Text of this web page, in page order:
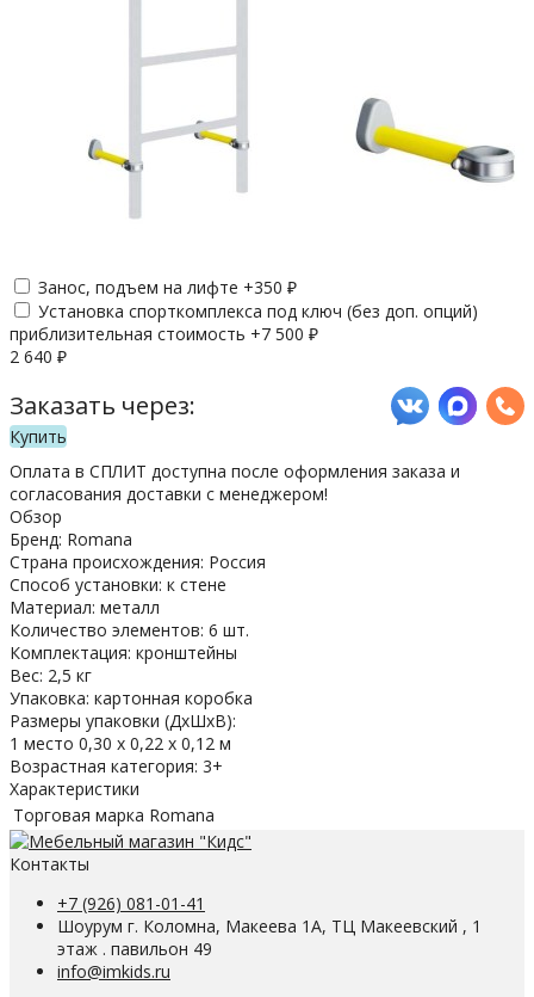
Занос, подъем на лифте +350 ₽
Установка спорткомплекса под ключ (без доп. опций)
приблизительная стоимость +7 500 ₽
2 640 ₽
Заказать через:
Купить
Оплата в СПЛИТ доступна после оформления заказа и
согласования доставки с менеджером!
Обзор
Бренд: Romana
Страна происхождения: Россия
Способ установки: к стене
Материал: металл
Количество элементов: 6 шт.
Комплектация: кронштейны
Вес: 2,5 кг
Упаковка: картонная коробка
Размеры упаковки (ДхШхВ):
1 место 0,30 х 0,22 х 0,12 м
Возрастная категория: 3+
Характеристики
Торговая марка Romana
Контакты
+7 (926) 081-01-41
Шоурум г. Коломна, Макеева 1А, ТЦ Макеевский , 1
этаж . павильон 49
info@imkids.ru